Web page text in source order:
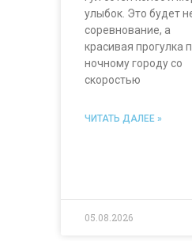
улыбок. Это будет
соревнование, а
красивая прогулка
ночному городу со
скоростью
ЧИТАТЬ ДАЛЕЕ »
05.08.2026